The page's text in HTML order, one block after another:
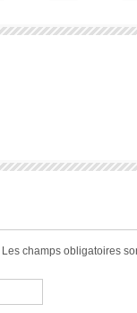
Les champs obligatoires